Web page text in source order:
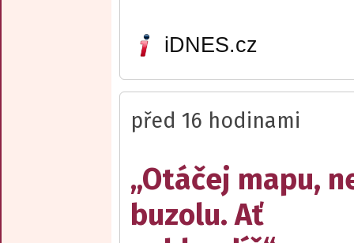
iDNES.cz
před 16 hodinami
„Otáčej mapu,
buzolu. Ať